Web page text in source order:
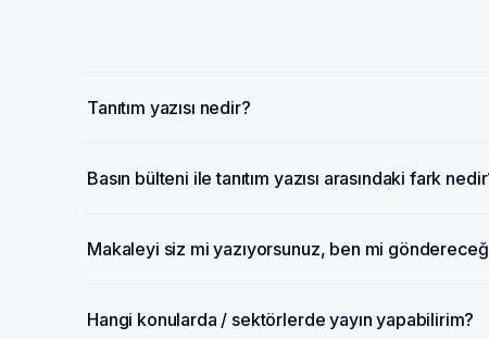
Tanıtım yazısı nedir?
Basın bülteni ile tanıtım yazısı arasındaki fark
Makaleyi siz mi yazıyorsunuz, ben mi
Hangi konularda / sektörlerde yayın yapabilirim?